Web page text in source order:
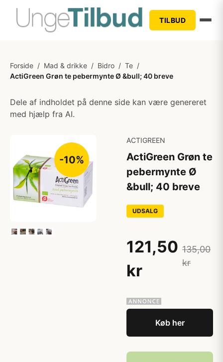
TILBUD
Forside / Mad & drikke / Bidro / Te /
ActiGreen Grøn te pebermynte Ø &bull; 40 breve
Dele af indholdet på denne side kan være genereret
med hjælp fra AI.
-10%
ACTIGREEN
ActiGreen Grøn te
pebermynte Ø
&bull; 40 breve
UDSALG
121,50
kr
135,00
kr
Køb her